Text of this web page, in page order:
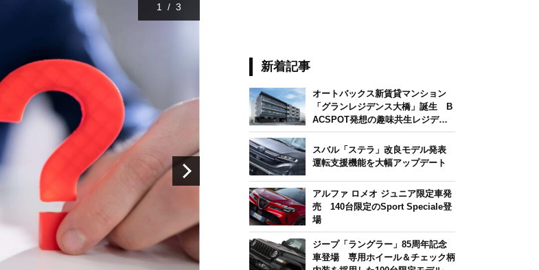
1 / 3
新着記事
オートバックス新賃貸マンション
「グランレジデンス大橋」誕生 B
ACSPOT発想の趣味共生レジデン
ス
スバル「ステラ」改良モデル発表
運転支援機能を大幅アップデート
アルファ ロメオ ジュニア限定車発
売 140台限定のSport Speciale登
場
ジープ「ラングラー」85周年記念
車登場 専用ホイール＆チェック柄